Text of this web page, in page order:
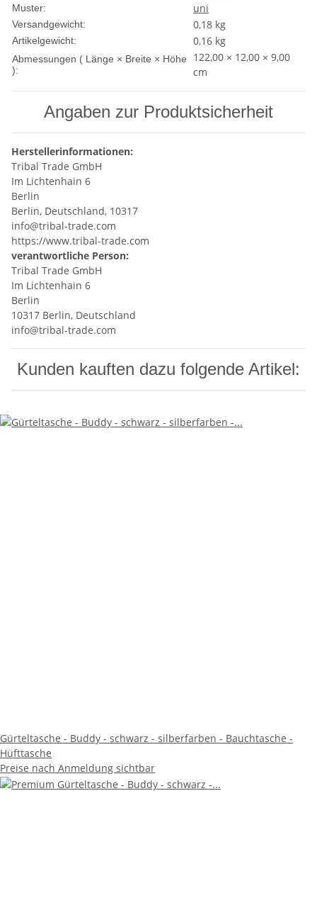
Muster: uni
Versandgewicht: 0,18 kg
Artikelgewicht: 0,16 kg
Abmessungen ( Länge × Breite × Höhe
):
122,00 × 12,00 × 9,00
cm
Angaben zur Produktsicherheit
Herstellerinformationen:
Tribal Trade GmbH
Im Lichtenhain 6
Berlin
Berlin, Deutschland, 10317
info@tribal-trade.com
https://www.tribal-trade.com
verantwortliche Person:
Tribal Trade GmbH
Im Lichtenhain 6
Berlin
10317 Berlin, Deutschland
info@tribal-trade.com
Kunden kauften dazu folgende Artikel:
Gürteltasche - Buddy - schwarz - silberfarben - Bauchtasche -
Hüfttasche
Preise nach Anmeldung sichtbar